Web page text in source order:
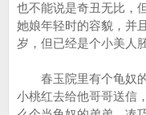
也不能说是奇丑无比，
她娘年轻时的容貌，并
岁，但已经是个小美人胚
春玉院里有个龟奴的
小桃红去给他哥哥送信